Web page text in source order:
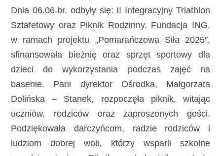
Dnia 06.06.br. odbyły się: II Integracyjny Triathlon
Sztafetowy oraz Piknik Rodzinny. Fundacja ING,
w ramach projektu „Pomarańczowa Siła 2025″,
sfinansowała bieżnię oraz sprzęt sportowy dla
dzieci do wykorzystania podczas zajęć na
basenie. Pani dyrektor Ośrodka, Małgorzata
Dolińska – Stanek, rozpoczęła piknik, witając
uczniów, rodziców oraz zaproszonych gości.
Podziękowała darczyńcom, radzie rodziców i
ludziom dobrej woli, którzy wsparli szkolne